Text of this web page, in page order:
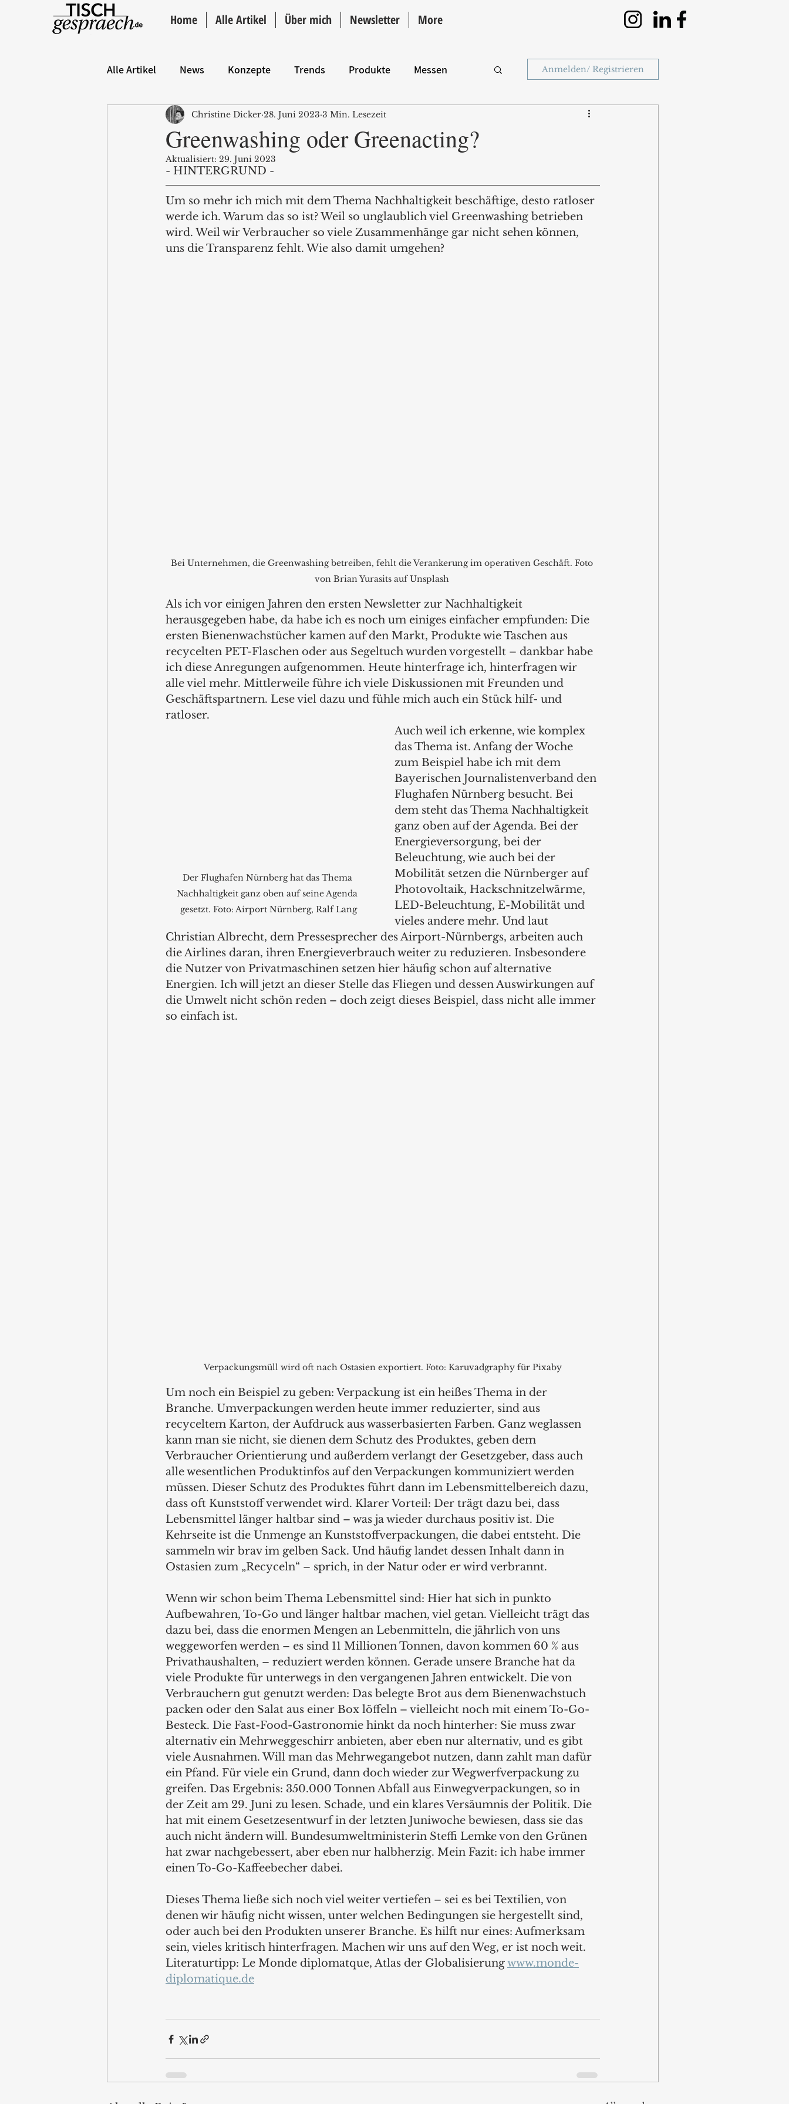
Home Alle Artikel Über mich Newsletter More
Alle Artikel News Konzepte Trends Produkte Messen
Hintergrund ANZEIGE Intro
Anmelden/ Registrieren
Greenwashing oder Greenacting?
Christine Dicker 28. Juni 2023 3 Min. Lesezeit
Aktualisiert: 29. Juni 2023
- HINTERGRUND -
Um so mehr ich mich mit dem Thema Nachhaltigkeit beschäftige, desto ratloser
werde ich. Warum das so ist? Weil so unglaublich viel Greenwashing betrieben
wird. Weil wir Verbraucher so viele Zusammenhänge gar nicht sehen können,
uns die Transparenz fehlt. Wie also damit umgehen?
Bei Unternehmen, die Greenwashing betreiben, fehlt die Verankerung im operativen Geschäft. Foto
von Brian Yurasits auf Unsplash
Als ich vor einigen Jahren den ersten Newsletter zur Nachhaltigkeit
herausgegeben habe, da habe ich es noch um einiges einfacher empfunden: Die
ersten Bienenwachstücher kamen auf den Markt, Produkte wie Taschen aus
recycelten PET-Flaschen oder aus Segeltuch wurden vorgestellt – dankbar habe
ich diese Anregungen aufgenommen. Heute hinterfrage ich, hinterfragen wir
alle viel mehr. Mittlerweile führe ich viele Diskussionen mit Freunden und
Geschäftspartnern. Lese viel dazu und fühle mich auch ein Stück hilf- und
ratloser.
Der Flughafen Nürnberg hat das Thema
Nachhaltigkeit ganz oben auf seine Agenda
gesetzt. Foto: Airport Nürnberg, Ralf Lang
Auch weil ich erkenne, wie komplex
das Thema ist. Anfang der Woche
zum Beispiel habe ich mit dem
Bayerischen Journalistenverband den
Flughafen Nürnberg besucht. Bei
dem steht das Thema Nachhaltigkeit
ganz oben auf der Agenda. Bei der
Energieversorgung, bei der
Beleuchtung, wie auch bei der
Mobilität setzen die Nürnberger auf
Photovoltaik, Hackschnitzelwärme,
LED-Beleuchtung, E-Mobilität und
vieles andere mehr. Und laut
Christian Albrecht, dem Pressesprecher des Airport-Nürnbergs, arbeiten auch
die Airlines daran, ihren Energieverbrauch weiter zu reduzieren. Insbesondere
die Nutzer von Privatmaschinen setzen hier häufig schon auf alternative
Energien. Ich will jetzt an dieser Stelle das Fliegen und dessen Auswirkungen auf
die Umwelt nicht schön reden – doch zeigt dieses Beispiel, dass nicht alle immer
so einfach ist.
Verpackungsmüll wird oft nach Ostasien exportiert. Foto: Karuvadgraphy für Pixaby
Um noch ein Beispiel zu geben: Verpackung ist ein heißes Thema in der
Branche. Umverpackungen werden heute immer reduzierter, sind aus
recyceltem Karton, der Aufdruck aus wasserbasierten Farben. Ganz weglassen
kann man sie nicht, sie dienen dem Schutz des Produktes, geben dem
Verbraucher Orientierung und außerdem verlangt der Gesetzgeber, dass auch
alle wesentlichen Produktinfos auf den Verpackungen kommuniziert werden
müssen. Dieser Schutz des Produktes führt dann im Lebensmittelbereich dazu,
dass oft Kunststoff verwendet wird. Klarer Vorteil: Der trägt dazu bei, dass
Lebensmittel länger haltbar sind – was ja wieder durchaus positiv ist. Die
Kehrseite ist die Unmenge an Kunststoffverpackungen, die dabei entsteht. Die
sammeln wir brav im gelben Sack. Und häufig landet dessen Inhalt dann in
Ostasien zum „Recyceln“ – sprich, in der Natur oder er wird verbrannt.
Wenn wir schon beim Thema Lebensmittel sind: Hier hat sich in punkto
Aufbewahren, To-Go und länger haltbar machen, viel getan. Vielleicht trägt das
dazu bei, dass die enormen Mengen an Lebenmitteln, die jährlich von uns
weggeworfen werden – es sind 11 Millionen Tonnen, davon kommen 60 % aus
Privathaushalten, – reduziert werden können. Gerade unsere Branche hat da
viele Produkte für unterwegs in den vergangenen Jahren entwickelt. Die von
Verbrauchern gut genutzt werden: Das belegte Brot aus dem Bienenwachstuch
packen oder den Salat aus einer Box löffeln – vielleicht noch mit einem To-Go-
Besteck. Die Fast-Food-Gastronomie hinkt da noch hinterher: Sie muss zwar
alternativ ein Mehrweggeschirr anbieten, aber eben nur alternativ, und es gibt
viele Ausnahmen. Will man das Mehrwegangebot nutzen, dann zahlt man dafür
ein Pfand. Für viele ein Grund, dann doch wieder zur Wegwerfverpackung zu
greifen. Das Ergebnis: 350.000 Tonnen Abfall aus Einwegverpackungen, so in
der Zeit am 29. Juni zu lesen. Schade, und ein klares Versäumnis der Politik. Die
hat mit einem Gesetzesentwurf in der letzten Juniwoche bewiesen, dass sie das
auch nicht ändern will. Bundesumweltministerin Steffi Lemke von den Grünen
hat zwar nachgebessert, aber eben nur halbherzig. Mein Fazit: ich habe immer
einen To-Go-Kaffeebecher dabei.
Dieses Thema ließe sich noch viel weiter vertiefen – sei es bei Textilien, von
denen wir häufig nicht wissen, unter welchen Bedingungen sie hergestellt sind,
oder auch bei den Produkten unserer Branche. Es hilft nur eines: Aufmerksam
sein, vieles kritisch hinterfragen. Machen wir uns auf den Weg, er ist noch weit.
Literaturtipp: Le Monde diplomatque, Atlas der Globalisierung www.monde-
diplomatique.de